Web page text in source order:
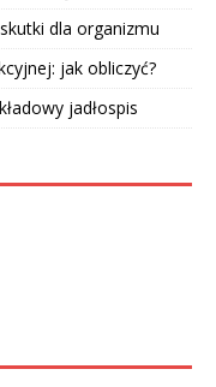
dla organizmu
jak obliczyć?
jadłospis